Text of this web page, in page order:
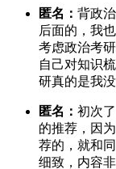
匿名： 背政
后面的，我
考虑政治考
自己对知识
研真的是我没
匿名： 初次
的推荐，因
荐的，就和
细致，内容